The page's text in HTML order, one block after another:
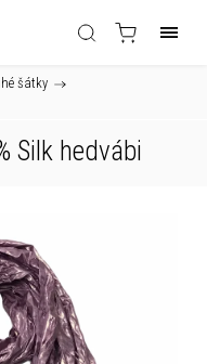
šátky /
Silk hedvábi